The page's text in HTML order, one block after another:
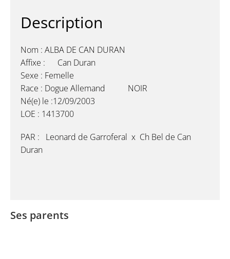
Description
Nom : ALBA DE CAN DURAN
Affixe : Can Duran
Sexe : Femelle
Race : Dogue Allemand NOIR
Né(e) le :12/09/2003
LOE : 1413700
PAR : Leonard de Garroferal x Ch Bel de Can
Duran
Ses parents